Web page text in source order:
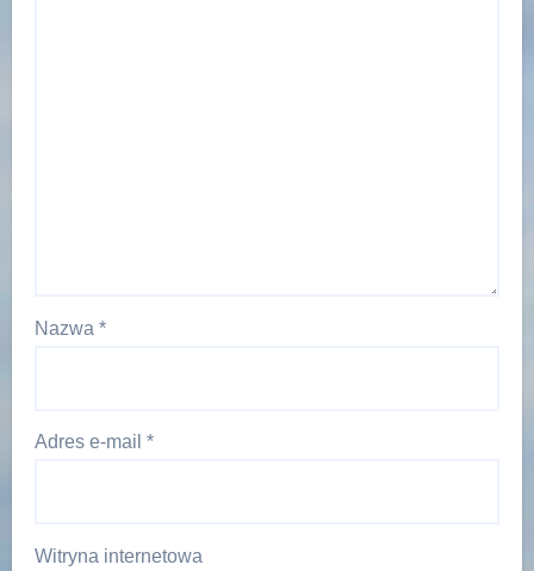
Nazwa *
Adres e-mail *
Witryna internetowa